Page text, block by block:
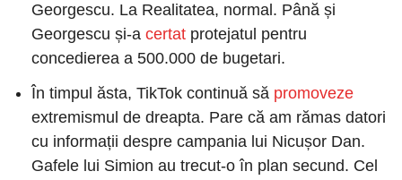
Georgescu. La Realitatea, normal. Până și
Georgescu și-a certat protejatul pentru
concedierea a 500.000 de bugetari.
În timpul ăsta, TikTok continuă să promoveze
extremismul de dreapta. Pare că am rămas datori
cu informații despre campania lui Nicușor Dan.
Gafele lui Simion au trecut-o în plan secund. Cel